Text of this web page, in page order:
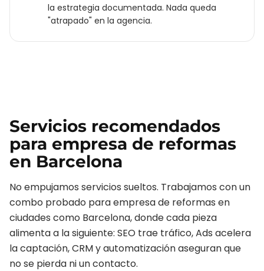
la estrategia documentada. Nada queda
"atrapado" en la agencia.
Servicios recomendados
para empresa de reformas
en Barcelona
No empujamos servicios sueltos. Trabajamos con un
combo probado paraempresa de reformas en
ciudades como Barcelona, donde cada pieza
alimenta a la siguiente: SEO trae tráfico, Ads acelera
la captación, CRM y automatización aseguran que
no se pierda ni un contacto.